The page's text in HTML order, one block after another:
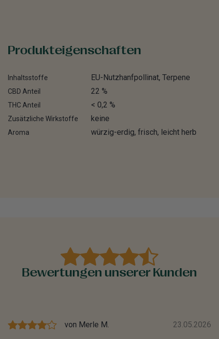
Produkteigenschaften
Inhaltsstoffe EU-Nutzhanfpollinat, Terpene
CBD Anteil 22 %
THC Anteil < 0,2 %
Zusätzliche Wirkstoffe keine
Aroma würzig-erdig, frisch, leicht herb
Bewertungen unserer Kunden
von Merle M. 23.05.2026